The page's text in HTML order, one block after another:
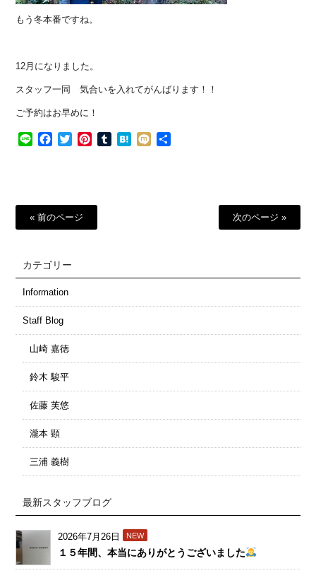
もう冬本番ですね。
12月になりました。
スタッフ一同 気合いを入れてがんばります！！
ご予約はお早めに！
Line Facebook
TwitterPinterestTumblrHatena
Mixi
« 前のページ 次のページ »
カテゴリー
Information
Staff Blog
山崎 嘉徳
鈴木 駿平
佐藤 芙悠
瀧本 顕
三浦 義樹
最新スタッフブログ
2026年7月26日 NEW
１５年間、本当にありがとうございました